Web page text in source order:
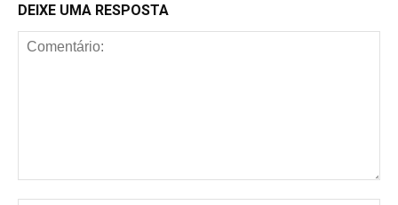
DEIXE UMA RESPOSTA